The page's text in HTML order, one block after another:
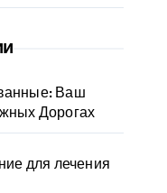
Ваш
Дорогах
для лечения